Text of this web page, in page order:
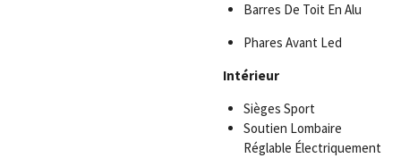
Barres De Toit En Alu
Phares Avant Led
Intérieur
Sièges Sport
Soutien Lombaire
Réglable Électriquement